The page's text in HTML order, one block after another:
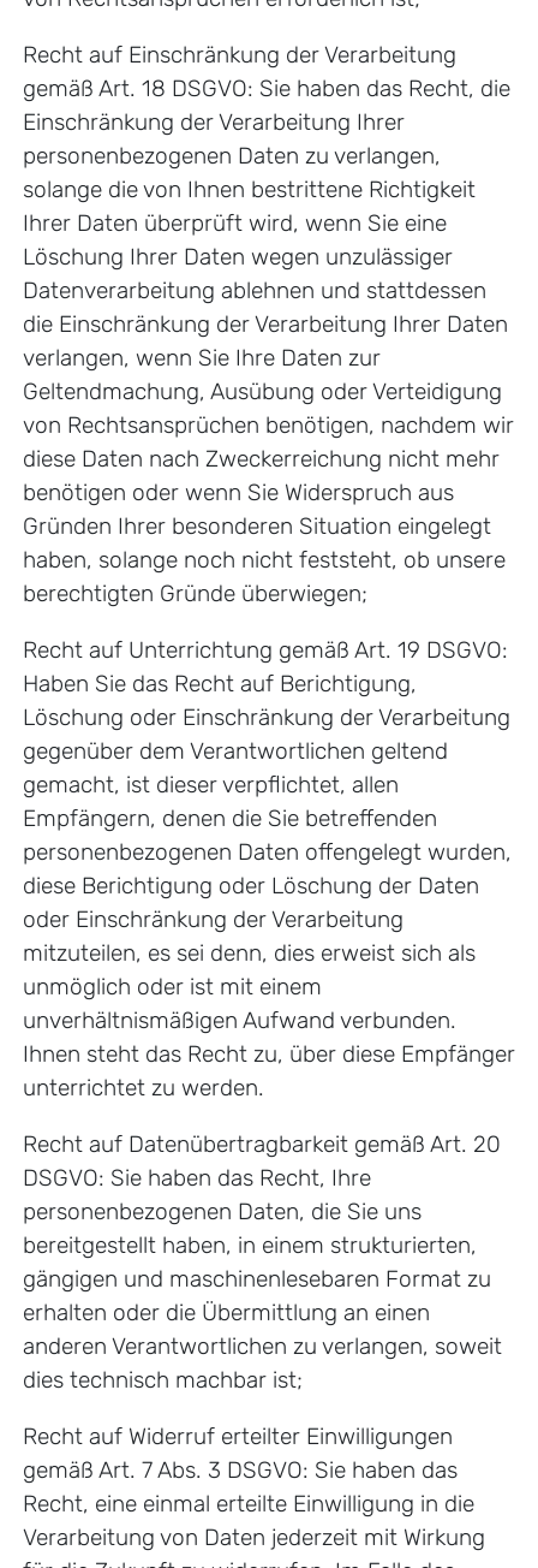
Recht auf Einschränkung der Verarbeitung
gemäß Art. 18 DSGVO: Sie haben das Recht, die
Einschränkung der Verarbeitung Ihrer
personenbezogenen Daten zu verlangen,
solange die von Ihnen bestrittene Richtigkeit
Ihrer Daten überprüft wird, wenn Sie eine
Löschung Ihrer Daten wegen unzulässiger
Datenverarbeitung ablehnen und stattdessen
die Einschränkung der Verarbeitung Ihrer Daten
verlangen, wenn Sie Ihre Daten zur
Geltendmachung, Ausübung oder Verteidigung
von Rechtsansprüchen benötigen, nachdem wir
diese Daten nach Zweckerreichung nicht mehr
benötigen oder wenn Sie Widerspruch aus
Gründen Ihrer besonderen Situation eingelegt
haben, solange noch nicht feststeht, ob unsere
berechtigten Gründe überwiegen;
Recht auf Unterrichtung gemäß Art. 19 DSGVO:
Haben Sie das Recht auf Berichtigung,
Löschung oder Einschränkung der Verarbeitung
gegenüber dem Verantwortlichen geltend
gemacht, ist dieser verpflichtet, allen
Empfängern, denen die Sie betreffenden
personenbezogenen Daten offengelegt wurden,
diese Berichtigung oder Löschung der Daten
oder Einschränkung der Verarbeitung
mitzuteilen, es sei denn, dies erweist sich als
unmöglich oder ist mit einem
unverhältnismäßigen Aufwand verbunden.
Ihnen steht das Recht zu, über diese Empfänger
unterrichtet zu werden.
Recht auf Datenübertragbarkeit gemäß Art. 20
DSGVO: Sie haben das Recht, Ihre
personenbezogenen Daten, die Sie uns
bereitgestellt haben, in einem strukturierten,
gängigen und maschinenlesebaren Format zu
erhalten oder die Übermittlung an einen
anderen Verantwortlichen zu verlangen, soweit
dies technisch machbar ist;
Recht auf Widerruf erteilter Einwilligungen
gemäß Art. 7 Abs. 3 DSGVO: Sie haben das
Recht, eine einmal erteilte Einwilligung in die
Verarbeitung von Daten jederzeit mit Wirkung